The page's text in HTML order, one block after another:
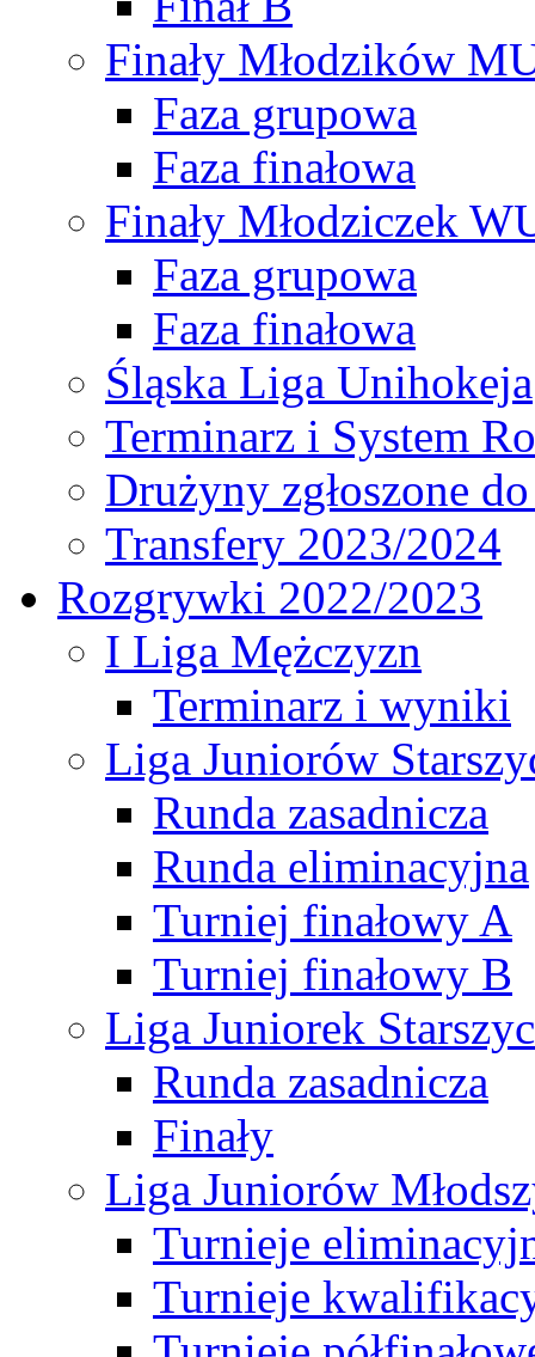
Finały Młodzików
Faza grupowa
Faza finałowa
Finały Młodziczek
Faza grupowa
Faza finałowa
Śląska Liga Unihokeja
Terminarz i System
Drużyny zgłoszone
Transfery 2023/2024
Rozgrywki 2022/2023
I Liga Mężczyzn
Terminarz i wyniki
Liga Juniorów
Runda zasadnicza
Runda eliminacyjna
Turniej finałowy A
Turniej finałowy B
Liga Juniorek
Runda zasadnicza
Finały
Liga Juniorów
Turnieje
Turnieje